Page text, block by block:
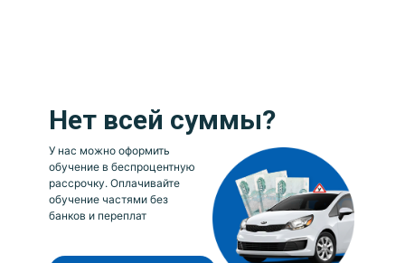
У нас можно оформить
обучение в беспроцентную
рассрочку. Оплачивайте
обучение частями без
банков и переплат
Нет всей суммы?